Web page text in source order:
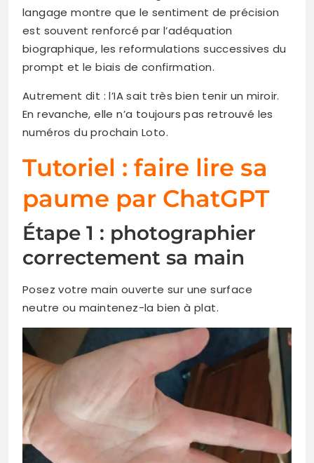
langage montre que le sentiment de précision
est souvent renforcé par l’adéquation
biographique, les reformulations successives du
prompt et le biais de confirmation.
Autrement dit : l’IA sait très bien tenir un miroir.
En revanche, elle n’a toujours pas retrouvé les
numéros du prochain Loto.
Tutoriel : faire lire sa
paume par ChatGPT
Étape 1 : photographier
correctement sa main
Posez votre main ouverte sur une surface
neutre ou maintenez-la bien à plat.